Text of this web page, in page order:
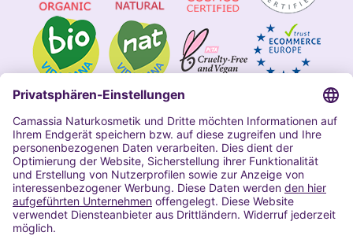
Impressum
Allgemeine Geschäftsbedingungen
Datenschutzerklärung Camassia
Widerrufsbelehrung
Copyright 2020 | Alle Rechte vorbehalten